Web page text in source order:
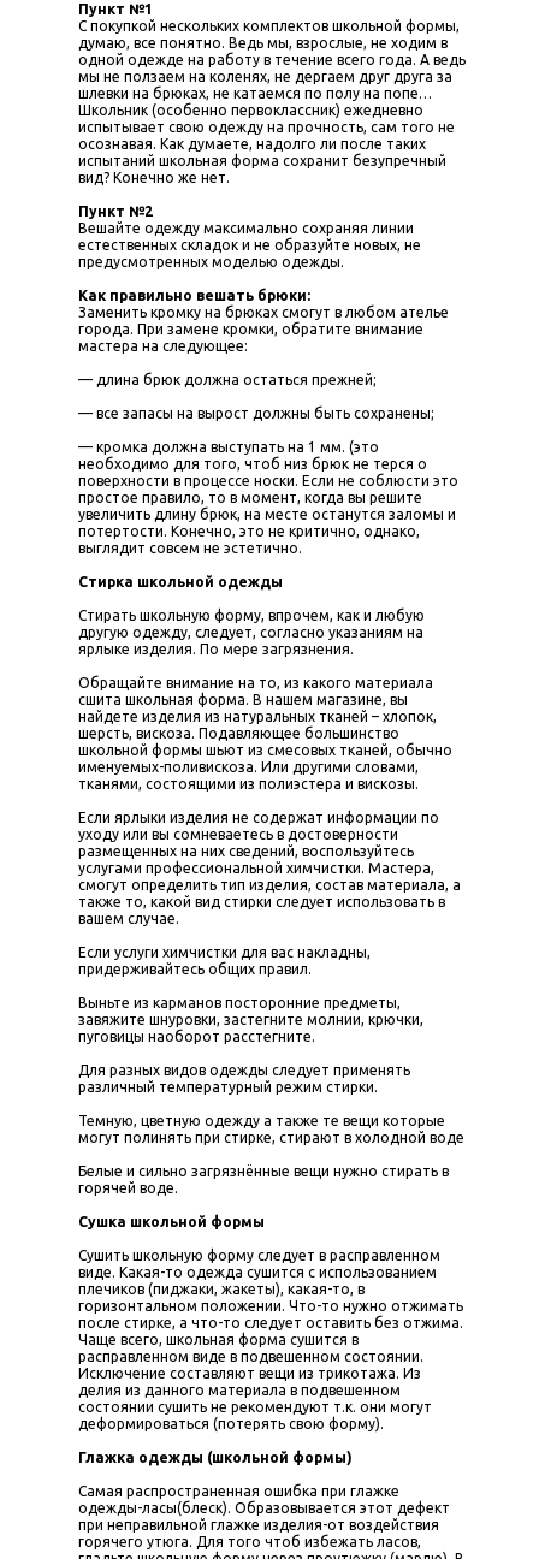
Пункт №1
С покупкой нескольких комплектов школьной формы,
думаю, все понятно. Ведь мы, взрослые, не ходим в
одной одежде на работу в течение всего года. А ведь
мы не ползаем на коленях, не дергаем друг друга за
шлевки на брюках, не катаемся по полу на попе…
Школьник (особенно первоклассник) ежедневно
испытывает свою одежду на прочность, сам того не
осознавая. Как думаете, надолго ли после таких
испытаний школьная форма сохранит безупречный
вид? Конечно же нет.
Пункт №2
Вешайте одежду максимально сохраняя линии
естественных складок и не образуйте новых, не
предусмотренных моделью одежды.
Как правильно вешать брюки:
Заменить кромку на брюках смогут в любом ателье
города. При замене кромки, обратите внимание
мастера на следующее:
— длина брюк должна остаться прежней;
— все запасы на вырост должны быть сохранены;
— кромка должна выступать на 1 мм. (это
необходимо для того, чтоб низ брюк не терся о
поверхности в процессе носки. Если не соблюсти это
простое правило, то в момент, когда вы решите
увеличить длину брюк, на месте останутся заломы и
потертости. Конечно, это не критично, однако,
выглядит совсем не эстетично.
Стирка школьной одежды
Стирать школьную форму, впрочем, как и любую
другую одежду, следует, согласно указаниям на
ярлыке изделия. По мере загрязнения.
Обращайте внимание на то, из какого материала
сшита школьная форма. В нашем магазине, вы
найдете изделия из натуральных тканей – хлопок,
шерсть, вискоза. Подавляющее большинство
школьной формы шьют из смесовых тканей, обычно
именуемых-поливискоза. Или другими словами,
тканями, состоящими из полиэстера и вискозы.
Если ярлыки изделия не содержат информации по
уходу или вы сомневаетесь в достоверности
размещенных на них сведений, воспользуйтесь
услугами профессиональной химчистки. Мастера,
смогут определить тип изделия, состав материала, а
также то, какой вид стирки следует использовать в
вашем случае.
Если услуги химчистки для вас накладны,
придерживайтесь общих правил.
Выньте из карманов посторонние предметы,
завяжите шнуровки, застегните молнии, крючки,
пуговицы наоборот расстегните.
Для разных видов одежды следует применять
различный температурный режим стирки.
Темную, цветную одежду а также те вещи которые
могут полинять при стирке, стирают в холодной воде
Белые и сильно загрязнённые вещи нужно стирать в
горячей воде.
Сушка школьной формы
Сушить школьную форму следует в расправленном
виде. Какая-то одежда сушится с использованием
плечиков (пиджаки, жакеты), какая-то, в
горизонтальном положении. Что-то нужно отжимать
после стирке, а что-то следует оставить без отжима.
Чаще всего, школьная форма сушится в
расправленном виде в подвешенном состоянии.
Исключение составляют вещи из трикотажа. Из
делия из данного материала в подвешенном
состоянии сушить не рекомендуют т.к. они могут
деформироваться (потерять свою форму).
Глажка одежды (школьной формы)
Самая распространенная ошибка при глажке
одежды-ласы(блеск). Образовывается этот дефект
при неправильной глажке изделия-от воздействия
горячего утюга. Для того чтоб избежать ласов,